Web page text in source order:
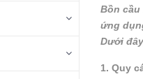
Bồn cầu
ứng
Dưới
1. Quy